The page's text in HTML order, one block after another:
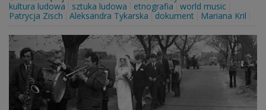
kultura ludowa
sztuka ludowa etnografia
world music
Patrycja Zisch
Aleksandra Tykarska dokument Mariana Kril